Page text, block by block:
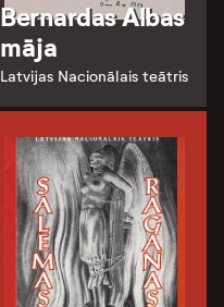
Bernardas Albas
māja
Latvijas Nacionālais teātris